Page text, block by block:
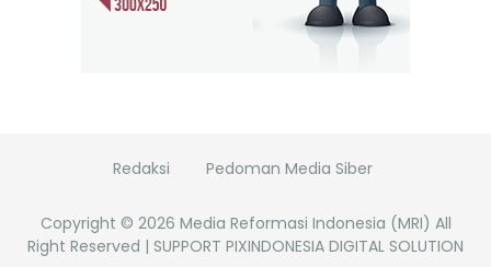
Redaksi Pedoman Media Siber
Copyright © 2026 Media Reformasi Indonesia (MRI) All
Right Reserved | SUPPORT PIXINDONESIA DIGITAL SOLUTION